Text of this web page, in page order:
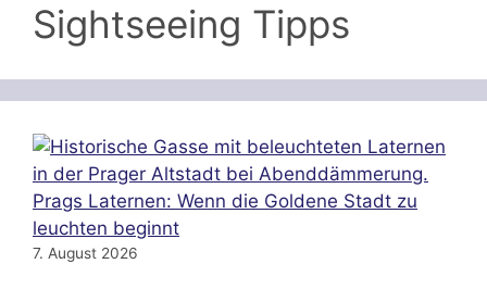
Sightseeing Tipps
Prags Laternen: Wenn die Goldene Stadt zu
leuchten beginnt
7. August 2026